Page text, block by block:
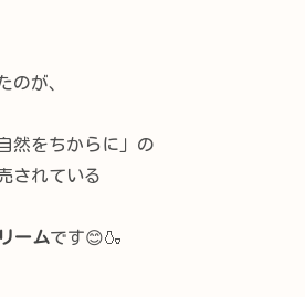
のが、
然をちからに」の
されている
ームです😊🍶